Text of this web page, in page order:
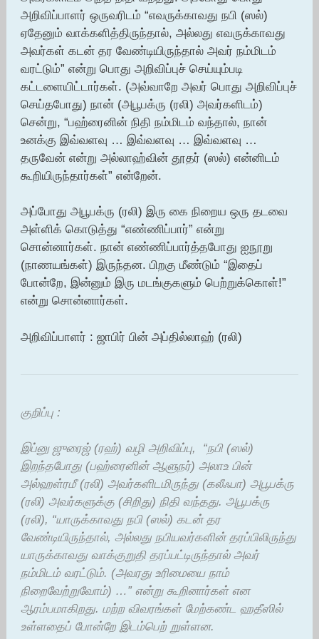
அறிவிப்பாளர் ஒருவரிடம் “எவருக்காவது நபி (ஸல்)
ஏதேனும் வாக்களித்திருந்தால், அல்லது எவருக்காவது
அவர்கள் கடன் தர வேண்டியிருந்தால் அவர் நம்மிடம்
வரட்டும்” என்று பொது அறிவிப்புச் செய்யும்படி
கட்டளையிட்டார்கள். (அவ்வாறே அவர் பொது அறிவிப்புச்
செய்தபோது) நான் (அபூபக்ரு (ரலி) அவர்களிடம்)
சென்று, “பஹ்ரைனின் நிதி நம்மிடம் வந்தால், நான்
உனக்கு இவ்வளவு … இவ்வளவு … இவ்வளவு …
தருவேன் என்று அல்லாஹ்வின் தூதர் (ஸல்) என்னிடம்
கூறியிருந்தார்கள்” என்றேன்.
அப்போது அபூபக்ரு (ரலி) இரு கை நிறைய ஒரு தடவை
அள்ளிக் கொடுத்து “எண்ணிப்பார்” என்று
சொன்னார்கள். நான் எண்ணிப்பார்த்தபோது ஐநூறு
(நாணயங்கள்) இருந்தன. பிறகு மீண்டும் “இதைப்
போன்றே, இன்னும் இரு மடங்குகளும் பெற்றுக்கொள்!”
என்று சொன்னார்கள்.
அறிவிப்பாளர் : ஜாபிர் பின் அப்தில்லாஹ் (ரலி)
குறிப்பு :
இப்னு ஜுரைஜ் (ரஹ்) வழி அறிவிப்பு, “நபி (ஸல்)
இறந்தபோது (பஹ்ரைனின் ஆளுநர்) அலாஉ பின்
அல்ஹள்ரமீ (ரலி) அவர்களிடமிருந்து (கலீஃபா) அபூபக்ரு
(ரலி) அவர்களுக்கு (சிறிது) நிதி வந்தது. அபூபக்ரு
(ரலி), “யாருக்காவது நபி (ஸல்) கடன் தர
வேண்டியிருந்தால், அல்லது நபியவர்களின் தரப்பிலிருந்து
யாருக்காவது வாக்குறுதி தரப்பட்டிருந்தால் அவர்
நம்மிடம் வரட்டும். (அவரது உரிமையை நாம்
நிறைவேற்றுவோம்) …” என்று கூறினார்கள் என
ஆரம்பமாகிறது. மற்ற விவரங்கள் மேற்கண்ட ஹதீஸில்
உள்ளதைப் போன்றே இடம்பெற் றுள்ளன.